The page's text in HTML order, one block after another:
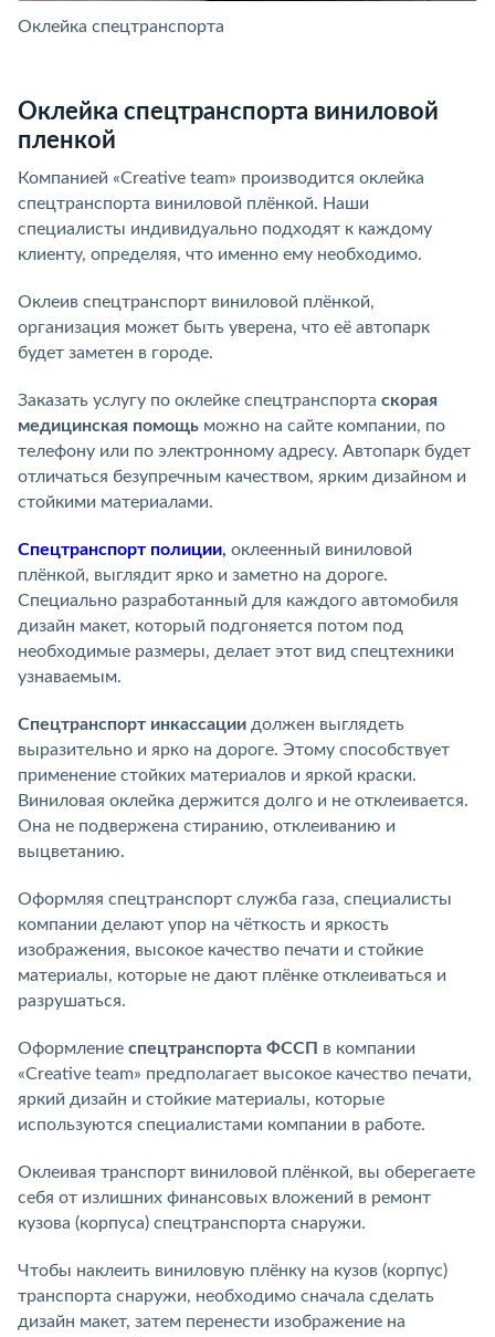
Оклейка спецтранспорта
Оклейка спецтранспорта виниловой
пленкой
Компанией «Creative team» производится оклейка
спецтранспорта виниловой плёнкой. Наши
специалисты индивидуально подходят к каждому
клиенту, определяя, что именно ему необходимо.
Оклеив спецтранспорт виниловой плёнкой,
организация может быть уверена, что её автопарк
будет заметен в городе.
Заказать услугу по оклейке спецтранспорта скорая
медицинская помощь можно на сайте компании, по
телефону или по электронному адресу. Автопарк будет
отличаться безупречным качеством, ярким дизайном и
стойкими материалами.
Спецтранспорт полиции, оклеенный виниловой
плёнкой, выглядит ярко и заметно на дороге.
Специально разработанный для каждого автомобиля
дизайн макет, который подгоняется потом под
необходимые размеры, делает этот вид спецтехники
узнаваемым.
Спецтранспорт инкассации должен выглядеть
выразительно и ярко на дороге. Этому способствует
применение стойких материалов и яркой краски.
Виниловая оклейка держится долго и не отклеивается.
Она не подвержена стиранию, отклеиванию и
выцветанию.
Оформляя спецтранспорт служба газа, специалисты
компании делают упор на чёткость и яркость
изображения, высокое качество печати и стойкие
материалы, которые не дают плёнке отклеиваться и
разрушаться.
Оформление спецтранспорта ФССП в компании
«Creative team» предполагает высокое качество печати,
яркий дизайн и стойкие материалы, которые
используются специалистами компании в работе.
Оклеивая транспорт виниловой плёнкой, вы оберегаете
себя от излишних финансовых вложений в ремонт
кузова (корпуса) спецтранспорта снаружи.
Чтобы наклеить виниловую плёнку на кузов (корпус)
транспорта снаружи, необходимо сначала сделать
дизайн макет, затем перенести изображение на